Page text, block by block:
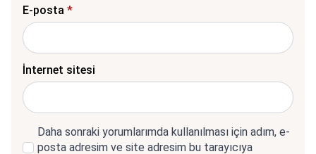
E-posta *
İnternet sitesi
Daha sonraki yorumlarımda kullanılması için adım, e-
posta adresim ve site adresim bu tarayıcıya